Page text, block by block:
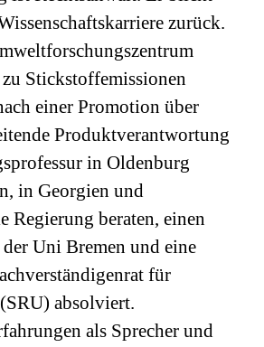
zurück.
Stickstoffemissionen
einer Promotion über
Produktverantwortung
in Oldenburg
in Georgien und
Regierung beraten, einen
Uni Bremen und eine
für
SRU) absolviert.
als Sprecher und